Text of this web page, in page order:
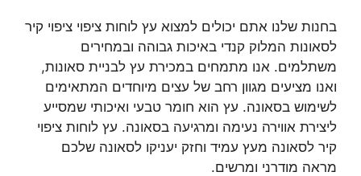
בחנות שלנו אתם יכולים למצוא עץ לוחות ציפוי ציפוי קיר
לסאונות המלוק קנדי באיכות גבוהה ובמחירים
משתלמים. אנו מתמחים במכירת עץ לבניית סאונות,
ואנו מציעים מגוון רחב של עצים מיוחדים המתאימים
לשימוש בסאונה. עץ הוא חומר טבעי ואיכותי שמסייע
ליצירת אווירה נעימה ומרגיעה בסאונה. עץ לוחות ציפוי
קיר לסאונה מעץ עמיד וחזק יעניקו לסאונה שלכם
מראה מודרני ומרשים.